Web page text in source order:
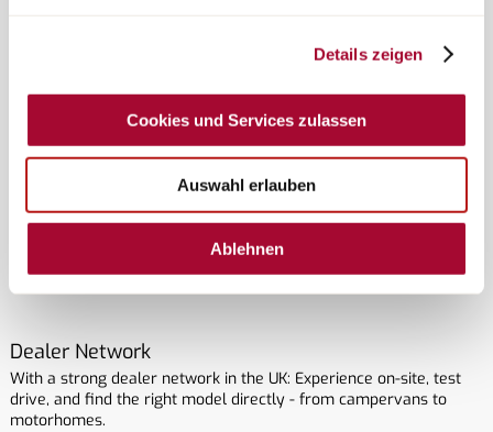
Details zeigen
Cookies und Services zulassen
Auswahl erlauben
Ablehnen
manufacturer - with a passion for everything from caravans to
Bürstner dealers will help you choose the right motorhome or
campervan – you can also do this via the configurator.
Dealer Network
With a strong dealer network in the UK: Experience on-site, test
drive, and find the right model directly - from campervans to
motorhomes.